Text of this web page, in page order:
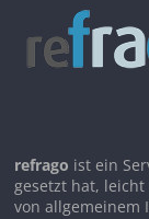
refrago ist ein
gesetzt hat,
von allgemeinem